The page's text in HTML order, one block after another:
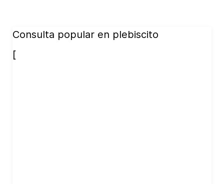
Consulta popular en plebiscito
[